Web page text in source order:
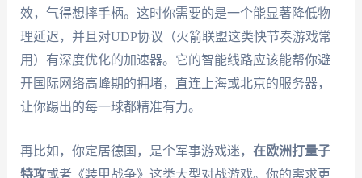
效，气得想摔手柄。这时你需要的是一个能显著降低物
理延迟，并且对UDP协议（火箭联盟这类快节奏游戏常
用）有深度优化的加速器。它的智能线路应该能帮你避
开国际网络高峰期的拥堵，直连上海或北京的服务器，
让你踢出的每一球都精准有力。
再比如，你定居德国，是个军事游戏迷， 在欧洲打量子
特攻或者《装甲战争》这类大型对战游戏。你的需求更